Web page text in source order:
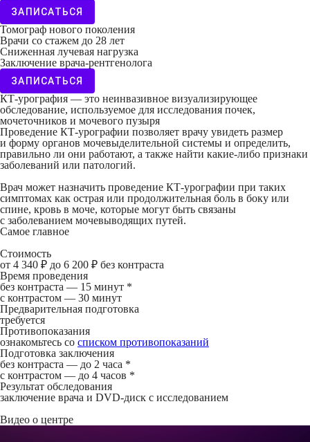
ЗАПИСАТЬСЯ
Томограф новогo поколения
Врачи со стажем до 28 лет
Сниженная лучевая нагрузка
Заключение врача-рентгенолога
ЗАПИСАТЬСЯ
КТ-урография — это неинвазивное визуализирующее
обследование, используемое для исследования почек,
мочеточников и мочевого пузыря
Проведение КТ-урографии позволяет врачу увидеть размер
и форму органов мочевыделительной системы и определить,
правильно ли они работают, а также найти какие-либо признаки
заболеваний или патологий.
Врач может назначить проведение КТ-урографии при таких
симптомах как острая или продолжительная боль в боку или
спине, кровь в моче, которые могут быть связаны
с заболеванием мочевыводящих путей.
Самое главное
Стоимость
от 4 340 ₽ до 6 200 ₽ без контраста
Время проведения
без контраста — 15 минут *
с контрастом — 30 минут
Предварительная подготовка
требуется
Противопоказания
ознакомьтесь со списком противопоказаний
Подготовка заключения
без контраста — до 2 часа *
с контрастом — до 4 часов *
Результат обследования
заключение врача и DVD-диск с исследованием
Видео о центре